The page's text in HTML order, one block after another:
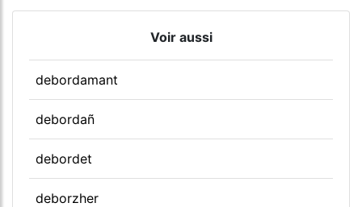
Voir aussi
debordamant
debordañ
debordet
deborzher